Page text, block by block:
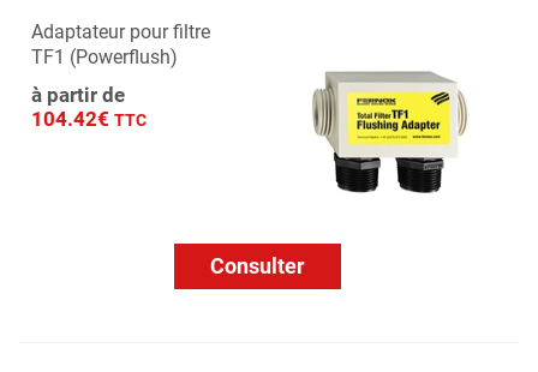
Adaptateur pour filtre
TF1 (Powerflush)
à partir de
104.42€ TTC
Consulter